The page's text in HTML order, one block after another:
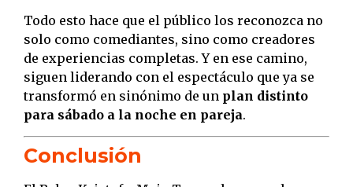
Todo esto hace que el público los reconozca no
solo como comediantes, sino como creadores
de experiencias completas. Y en ese camino,
siguen liderando con el espectáculo que ya se
transformó en sinónimo de un plan distinto
para sábado a la noche en pareja.
Conclusión